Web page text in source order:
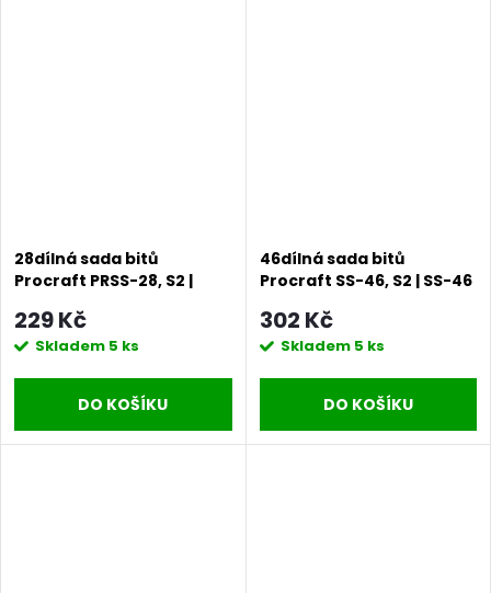
28dílná sada bitů
Procraft PRSS-28, S2 |
229 Kč
Skladem 5 ks
DO KOŠÍKU
46dílná sada bitů
Procraft SS-46, S2 | SS-46
302 Kč
Skladem 5 ks
DO KOŠÍKU